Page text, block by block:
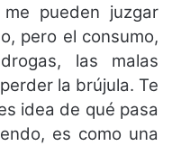
pueden juzgar
pero el consumo,
las malas
la brújula. Te
idea de qué pasa
es como una